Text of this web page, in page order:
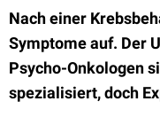
Nach einer
Symptome auf. Der
Psycho-Onkologen
spezialisiert, doch